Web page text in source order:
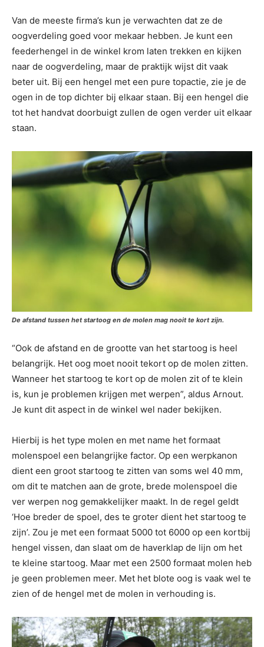
Van de meeste firma’s kun je verwachten dat ze de
oogverdeling goed voor mekaar hebben. Je kunt een
feederhengel in de winkel krom laten trekken en kijken
naar de oogverdeling, maar de praktijk wijst dit vaak
beter uit. Bij een hengel met een pure topactie, zie je de
ogen in de top dichter bij elkaar staan. Bij een hengel die
tot het handvat doorbuigt zullen de ogen verder uit elkaar
staan.
De afstand tussen het startoog en de molen mag nooit te kort zijn.
“Ook de afstand en de grootte van het startoog is heel
belangrijk. Het oog moet nooit tekort op de molen zitten.
Wanneer het startoog te kort op de molen zit of te klein
is, kun je problemen krijgen met werpen”, aldus Arnout.
Je kunt dit aspect in de winkel wel nader bekijken.
Hierbij is het type molen en met name het formaat
molenspoel een belangrijke factor. Op een werpkanon
dient een groot startoog te zitten van soms wel 40 mm,
om dit te matchen aan de grote, brede molenspoel die
ver werpen nog gemakkelijker maakt. In de regel geldt
‘Hoe breder de spoel, des te groter dient het startoog te
zijn’. Zou je met een formaat 5000 tot 6000 op een kortbij
hengel vissen, dan slaat om de haverklap de lijn om het
te kleine startoog. Maar met een 2500 formaat molen heb
je geen problemen meer. Met het blote oog is vaak wel te
zien of de hengel met de molen in verhouding is.